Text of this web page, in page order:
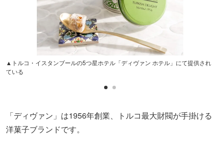
▲トルコ・イスタンブールの5つ星ホテル「ディヴァン ホテル」にて提供され
ている
「ディヴァン」は1956年創業、トルコ最大財閥が手掛ける
洋菓子ブランドです。